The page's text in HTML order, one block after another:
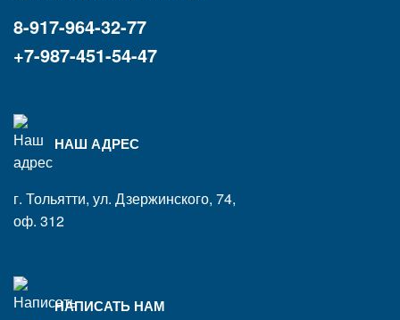
8-917-964-32-77
+7-987-451-54-47
НАШ АДРЕС
г. Тольятти, ул. Дзержинского, 74,
оф. 312
НАПИСАТЬ НАМ